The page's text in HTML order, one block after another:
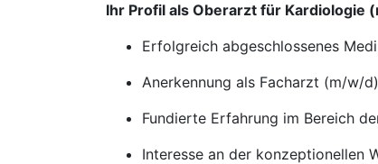
Ihr Profil als Oberarzt für Kardiologie
Erfolgreich abgeschlossenes
Anerkennung als Facharzt (m/w/
Fundierte Erfahrung im Bereich
Interesse an der konzeptionellen